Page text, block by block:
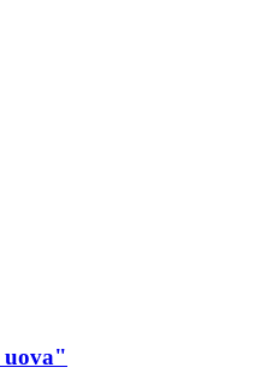
uova"